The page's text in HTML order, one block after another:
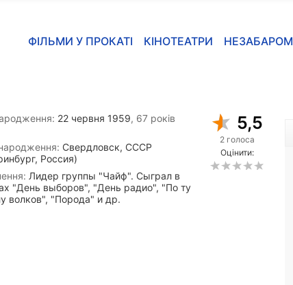
ФІЛЬМИ У ПРОКАТІ КІНОТЕАТРИ НЕЗАБАРОМ
22 червня 1959, 67 років
Свердловск, СССР
Россия)
Лидер группы "Чайф". Сыграл в
"День выборов", "День радио", "По ту
волков", "Порода" и др.
5,5
2 голоса
Оцінити: